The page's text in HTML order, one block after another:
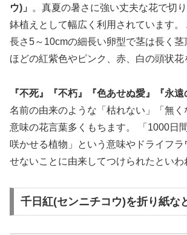
ウ)」 。真夏の暑さに強い丈夫な花で切り
鉢植えとして幅広く利用されています。
長さ5～10cmの細長い卵型で茎は長く
ほどの紅紫色やピンク、赤、白の頭状花
『不死』『不朽』『色あせぬ愛』『永遠
名前の由来のような「枯れない」「無く
意味の花言葉多くもちます。 「1000日
咲かせる植物」という意味やドライフ
せないことに由来してつけられたといわ
千日紅(センニチコウ)を折り紙な